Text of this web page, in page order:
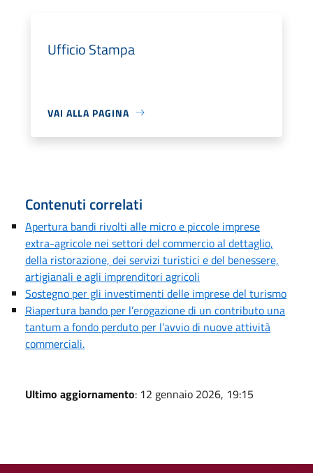
Ufficio Stampa
VAI ALLA PAGINA
Contenuti correlati
Apertura bandi rivolti alle micro e piccole imprese
extra-agricole nei settori del commercio al dettaglio,
della ristorazione, dei servizi turistici e del benessere,
artigianali e agli imprenditori agricoli
Sostegno per gli investimenti delle imprese del turismo
Riapertura bando per l’erogazione di un contributo una
tantum a fondo perduto per l’avvio di nuove attività
commerciali.
Ultimo aggiornamento: 12 gennaio 2026, 19:15